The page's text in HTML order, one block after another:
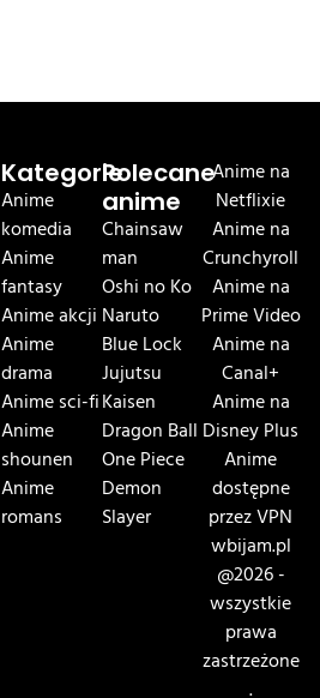
Kategorie
Anime
komedia
Anime
fantasy
Anime akcji
Anime
drama
Anime sci-fi
Anime
shounen
Anime
romans
Polecane
anime
Chainsaw
man
Oshi no Ko
Naruto
Blue Lock
Jujutsu
Kaisen
Dragon Ball
One Piece
Demon
Slayer
Anime na
Netflixie
Anime na
Crunchyroll
Anime na
Prime Video
Anime na
Canal+
Anime na
Disney Plus
Anime
dostępne
przez VPN
wbijam.pl
@2026 -
wszystkie
prawa
zastrzeżone